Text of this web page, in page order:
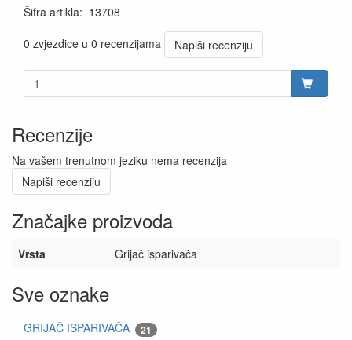
Šifra artikla: 13708
0 zvjezdice u 0 recenzijama
Napiši recenziju
Recenzije
Na vašem trenutnom jeziku nema recenzija
Napiši recenziju
Značajke proizvoda
Vrsta Grijač isparivača
Sve oznake
GRIJAČ ISPARIVAČA 21